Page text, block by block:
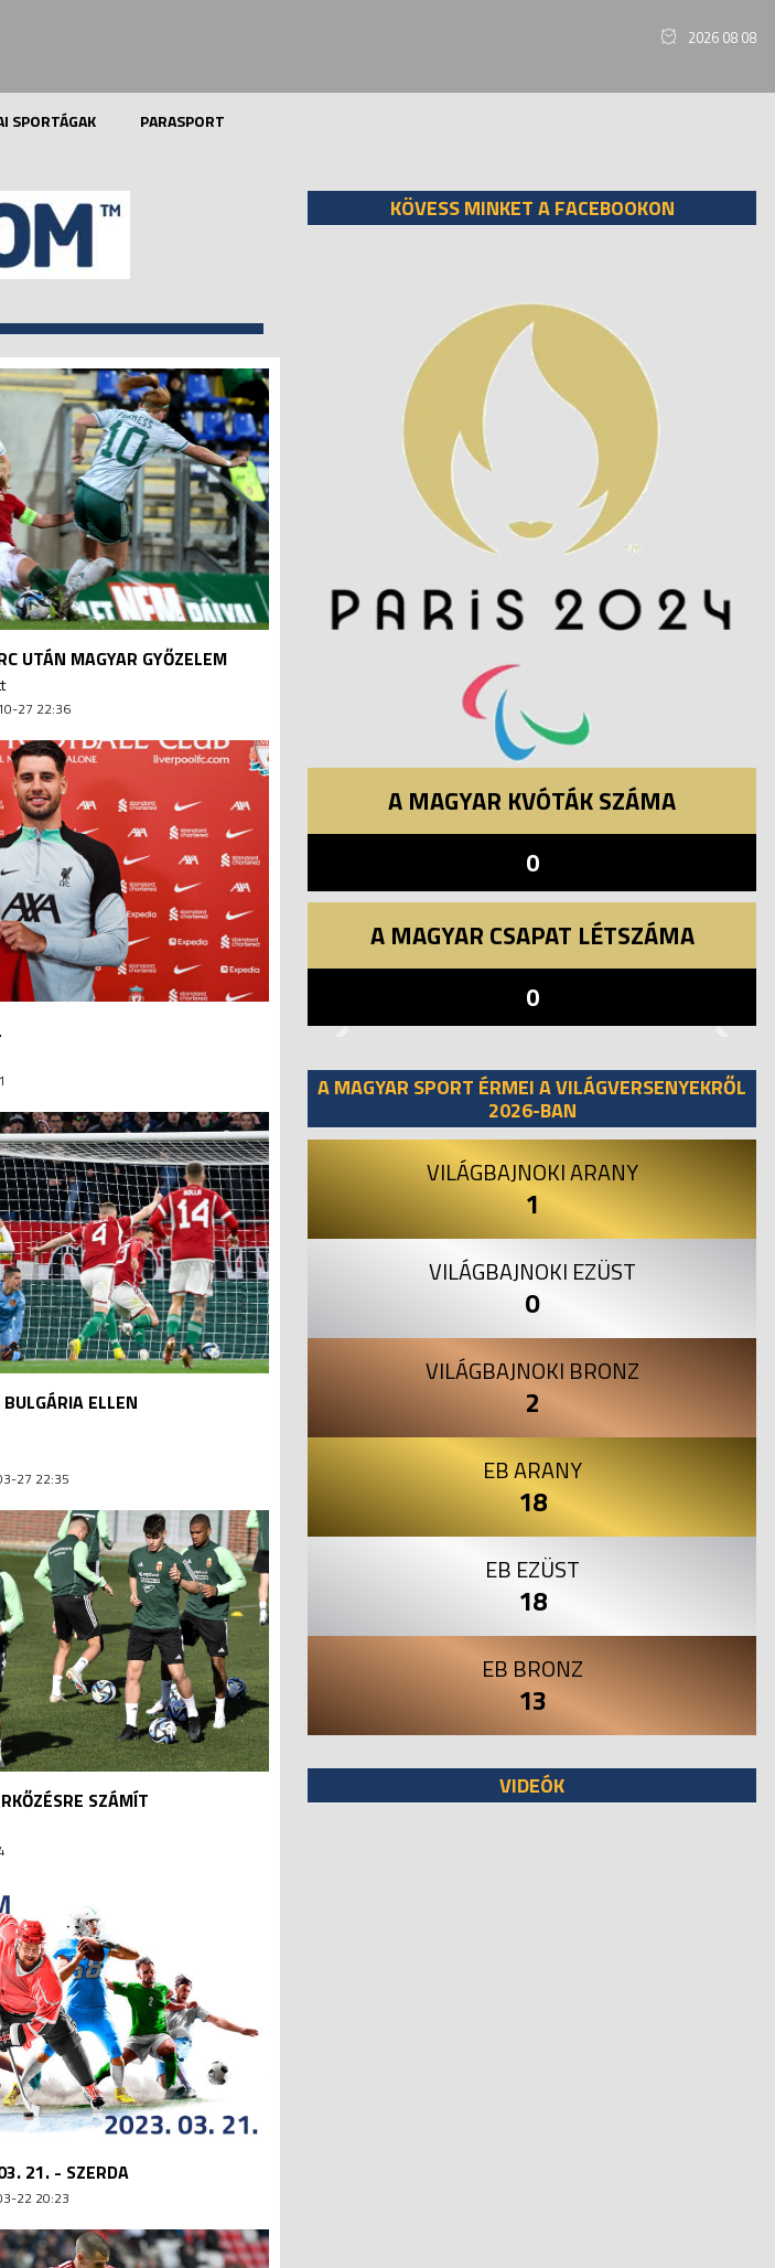
2026 08 08
SPORTÁGAK PARASPORT
UTÁN MAGYAR GYŐZELEM
27 22:36
ELLEN
27 22:35
SZÁMÍT
21. - SZERDA
22 20:23
KÖVESS MINKET A FACEBOOKON
A MAGYAR KVÓTÁK SZÁMA
0
A MAGYAR CSAPAT LÉTSZÁMA
0
A MAGYAR SPORT ÉRMEI A VILÁGVERSENYEKRŐL
2026-BAN
VILÁGBAJNOKI ARANY
1
VILÁGBAJNOKI EZÜST
0
VILÁGBAJNOKI BRONZ
2
EB ARANY
18
EB EZÜST
18
EB BRONZ
13
VIDEÓK